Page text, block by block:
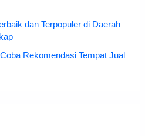
dan Terpopuler di Daerah
Rekomendasi Tempat Jual